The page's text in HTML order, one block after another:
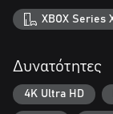
XBOX Series
Δυνατότητες
4K Ultra HD